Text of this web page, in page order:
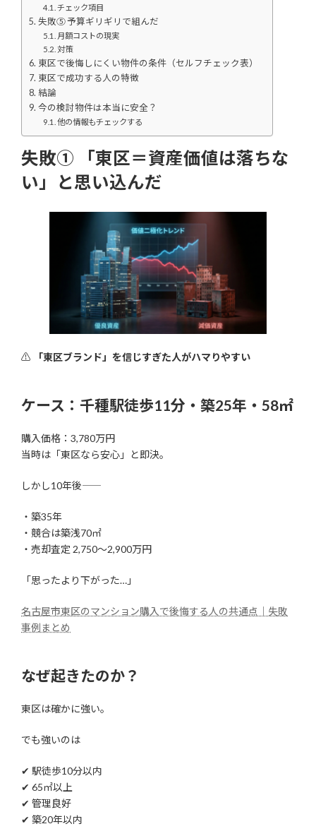
チェック項目
失敗⑤ 予算ギリギリで組んだ
月額コストの現実
対策
東区で後悔しにくい物件の条件（セルフチェック表）
東区で成功する人の特徴
結論
今の検討物件は本当に安全？
他の情報もチェックする
失敗① 「東区＝資産価値は落ちな
い」と思い込んだ
⚠ 「東区ブランド」を信じすぎた人がハマりやすい
ケース：千種駅徒歩11分・築25年・58㎡
購入価格：3,780万円
当時は「東区なら安心」と即決。
しかし10年後――
・築35年
・競合は築浅70㎡
・売却査定 2,750〜2,900万円
「思ったより下がった…」
名古屋市東区のマンション購入で後悔する人の共通点｜失敗
事例まとめ
なぜ起きたのか？
東区は確かに強い。
でも強いのは
✔ 駅徒歩10分以内
✔ 65㎡以上
✔ 管理良好
✔ 築20年以内